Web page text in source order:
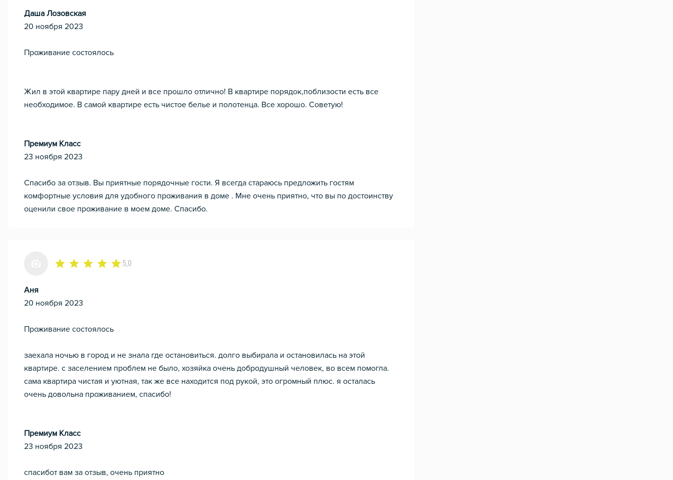
Даша Лозовская
20 ноября 2023
Проживание состоялось
Жил в этой квартире пару дней и все прошло отлично! В квартире порядок,поблизости есть все
необходимое. В самой квартире есть чистое белье и полотенца. Все хорошо. Советую!
Премиум Класс
23 ноября 2023
Спасибо за отзыв. Вы приятные порядочные гости. Я всегда стараюсь предложить гостям
комфортные условия для удобного проживания в доме . Мне очень приятно, что вы по достоинству
оценили свое проживание в моем доме. Спасибо.
5,0
Аня
20 ноября 2023
Проживание состоялось
заехала ночью в город и не знала где остановиться. долго выбирала и остановилась на этой
квартире. с заселением проблем не было, хозяйка очень добродушный человек, во всем помогла.
сама квартира чистая и уютная, так же все находится под рукой, это огромный плюс. я осталась
очень довольна проживанием, спасибо!
Премиум Класс
23 ноября 2023
спасибот вам за отзыв, очень приятно